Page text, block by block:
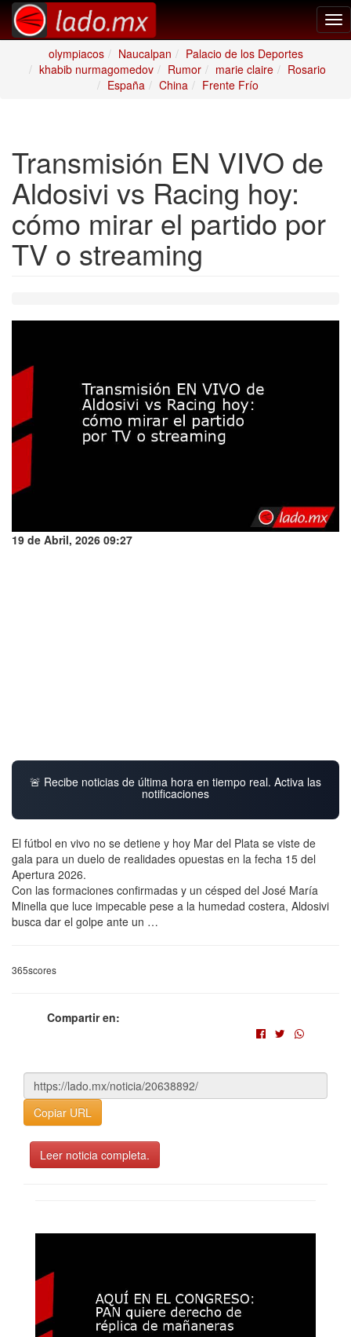
olympiacos
Naucalpan
Palacio de los Deportes
khabib nurmagomedov
Rumor marie claire
Rosario
España
China Frente Frío
Transmisión EN VIVO de
Aldosivi vs Racing hoy:
cómo mirar el partido por
TV o streaming
19 de Abril, 2026 09:27
🚨 Recibe noticias de última hora en tiempo real. Activa las
notificaciones
El fútbol en vivo no se detiene y hoy Mar del Plata se viste de
gala para un duelo de realidades opuestas en la fecha 15 del
Apertura 2026.
Con las formaciones confirmadas y un césped del José María
Minella que luce impecable pese a la humedad costera, Aldosivi
busca dar el golpe ante un …
365scores
Compartir en:
Copiar URL
Leer noticia completa.